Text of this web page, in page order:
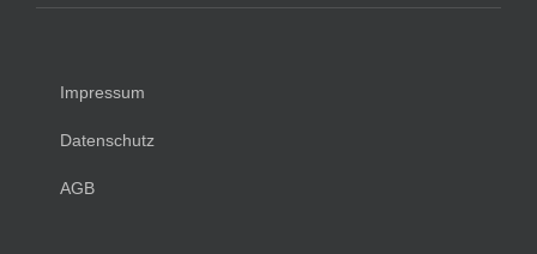
Impressum
Datenschutz
AGB